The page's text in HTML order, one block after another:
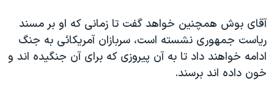
گالری عکس
آرشیو پخش زنده
ورزش زنان در ایران
اعتراضات زن، زندگی، آزادی
مجموعه مستندهای دادخواهی
زبانهای مختلف
آقای بوش همچنين خواهد گفت تا زمانی که او بر مسند
رياست جمهوری نشسته است، سربازان آمريکائی به جنگ
ادامه خواهند داد تا به آن پيروزی که برای آن جنگيده اند و
خون داده اند برسند.